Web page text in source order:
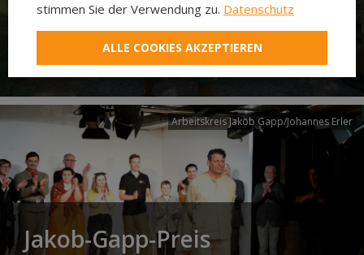
Neuer Pilgerweg Via
Laudato si’
Arbeitskreis Jakob Gapp/Johannes Erler
Jakob-Gapp-Preis
stimmen Sie der Verwendung zu. Datenschutz
ALLE COOKIES AKZEPTIEREN